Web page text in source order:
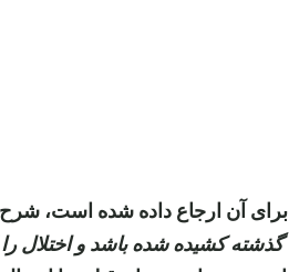
برای آن ارجاع داده شده است،